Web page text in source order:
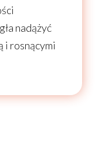
nadążyć
i rosnącymi